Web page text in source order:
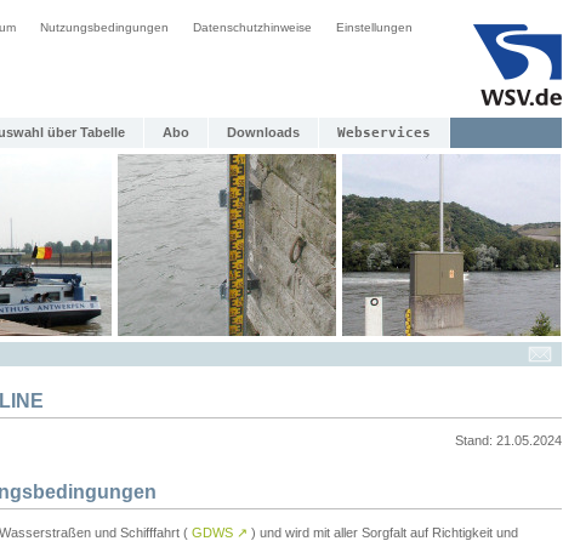
Nutzungsbedingungen Datenschutzhinweise Einstellungen
über Tabelle Abo Downloads Webservices
Stand: 21.05.2024
und Schifffahrt ( GDWS ↗ ) und wird mit aller Sorgfalt auf Richtigkeit und